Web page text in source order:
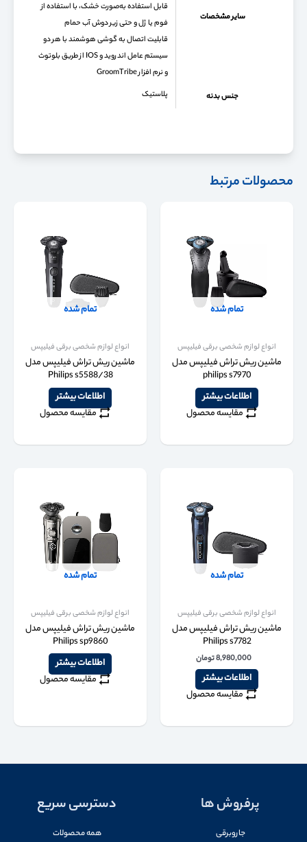
سایر مشخصات
قابل استفاده به‌صورت خشک، با استفاده از
فوم یا ژل و حتی زیر دوش آب حمام
قابلیت اتصال به گوشی هوشمند با هر دو
سیستم عامل اندروید و IOS از طریق بلوتوث
و نرم افزار GroomTribe
جنس بدنه
پلاستیک
محصولات مرتبط
تمام شده
انواع لوازم شخصی برقی فیلیپس
ماشین ریش تراش فیلیپس مدل
philips s7970
اطلاعات بیشتر
مقایسه محصول
تمام شده
انواع لوازم شخصی برقی فیلیپس
ماشین ریش تراش فیلیپس مدل
Philips s5588/38
اطلاعات بیشتر
مقایسه محصول
تمام شده
انواع لوازم شخصی برقی فیلیپس
ماشین ریش تراش فیلیپس مدل
Philips s7782
8,980,000تومان
اطلاعات بیشتر
مقایسه محصول
تمام شده
انواع لوازم شخصی برقی فیلیپس
ماشین ریش تراش فیلیپس مدل
Philips sp9860
اطلاعات بیشتر
مقایسه محصول
پرفروش ها
جاروبرقی
دسترسی سریع
همه محصولات